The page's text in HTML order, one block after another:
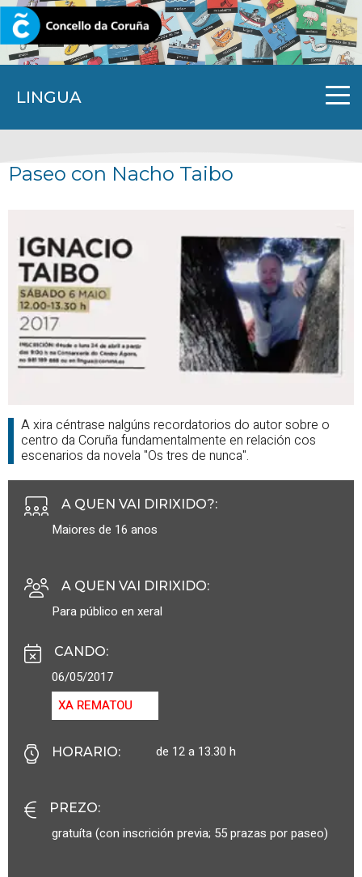
LINGUA
CORUNA.GAL
Paseo con Nacho Taibo
A xira céntrase nalgúns recordatorios do autor sobre o
centro da Coruña fundamentalmente en relación cos
escenarios da novela "Os tres de nunca".
A QUEN VAI DIRIXIDO?:
Maiores de 16 anos
A QUEN VAI DIRIXIDO:
Para público en xeral
CANDO:
06/05/2017
XA REMATOU
HORARIO: de 12 a 13.30 h
PREZO:
gratuíta (con inscrición previa; 55 prazas por paseo)